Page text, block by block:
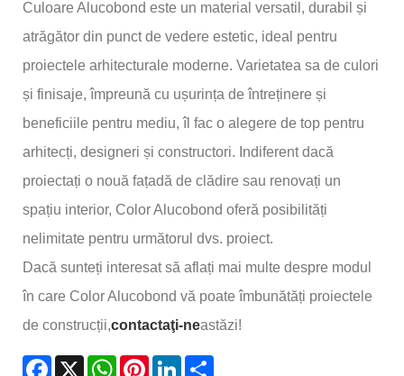
Culoare Alucobond este un material versatil, durabil și
atrăgător din punct de vedere estetic, ideal pentru
proiectele arhitecturale moderne. Varietatea sa de culori
și finisaje, împreună cu ușurința de întreținere și
beneficiile pentru mediu, îl fac o alegere de top pentru
arhitecți, designeri și constructori. Indiferent dacă
proiectați o nouă fațadă de clădire sau renovați un
spațiu interior, Color Alucobond oferă posibilități
nelimitate pentru următorul dvs. proiect.
Dacă sunteți interesat să aflați mai multe despre modul
în care Color Alucobond vă poate îmbunătăți proiectele
de construcții,contactaţi-neastăzi!
Facebook
X WhatsApp
PinterestLinkedIn